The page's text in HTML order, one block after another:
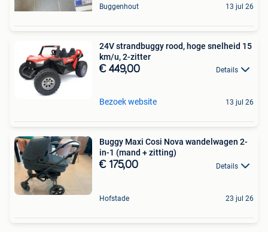
Buggenhout 13 jul 26
24V strandbuggy rood, hoge snelheid 15
km/u, 2-zitter
€ 449,00 Details
Bezoek website 13 jul 26
Buggy Maxi Cosi Nova wandelwagen 2-
in-1 (mand + zitting)
€ 175,00 Details
Hofstade 23 jul 26